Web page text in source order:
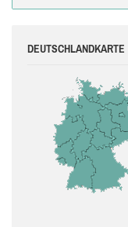
DEUTSCHLANDKARTE